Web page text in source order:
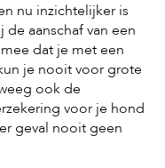
nu inzichtelijker is
aanschaf van een
dat je met een
je nooit voor grote
ook de
voor je hond
geval nooit geen